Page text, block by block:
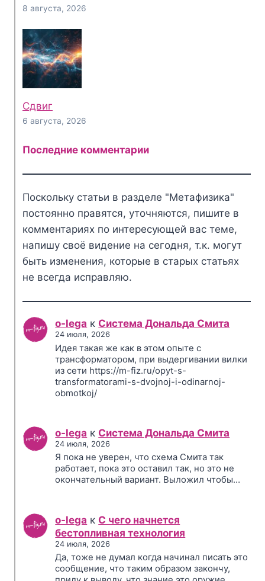
8 августа, 2026
Сдвиг
6 августа, 2026
Последние комментарии
Поскольку статьи в разделе "Метафизика"
постоянно правятся, уточняются, пишите в
комментариях по интересующей вас теме,
напишу своё видение на сегодня, т.к. могут
быть изменения, которые в старых статьях
не всегда исправляю.
o-lega к Система Дональда Смита
24 июля, 2026
Идея такая же как в этом опыте с
трансформатором, при выдергивании вилки
из сети https://m-fiz.ru/opyt-s-
transformatorami-s-dvojnoj-i-odinarnoj-
obmotkoj/
o-lega к Система Дональда Смита
24 июля, 2026
Я пока не уверен, что схема Смита так
работает, пока это оставил так, но это не
окончательный вариант. Выложил чтобы…
o-lega к С чего начнется
бестопливная технология
24 июля, 2026
Да, тоже не думал когда начинал писать это
сообщение, что таким образом закончу,